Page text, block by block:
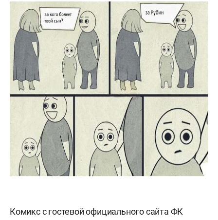
Комикс с гостевой официального сайта ФК